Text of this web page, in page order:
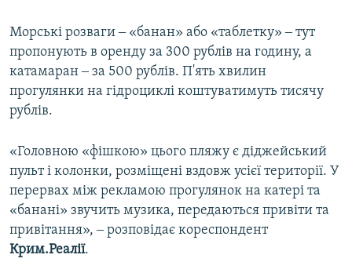
Морські розваги ‒ «банан» або «таблетку» ‒ тут
пропонують в оренду за 300 рублів на годину, а
катамаран ‒ за 500 рублів. П'ять хвилин
прогулянки на гідроциклі коштуватимуть тисячу
рублів.
«Головною «фішкою» цього пляжу є діджейський
пульт і колонки, розміщені вздовж усієї території. У
перервах між рекламою прогулянок на катері та
«банані» звучить музика, передаються привіти та
привітання», ‒ розповідає кореспондент
Крим.Реалії.